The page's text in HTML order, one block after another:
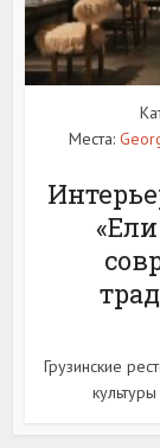
Места:
Грузинские